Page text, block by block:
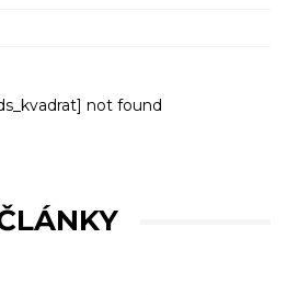
not found